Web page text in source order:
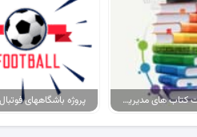
پکیج پاورپوینت کتاب های مدیریت ورزشی